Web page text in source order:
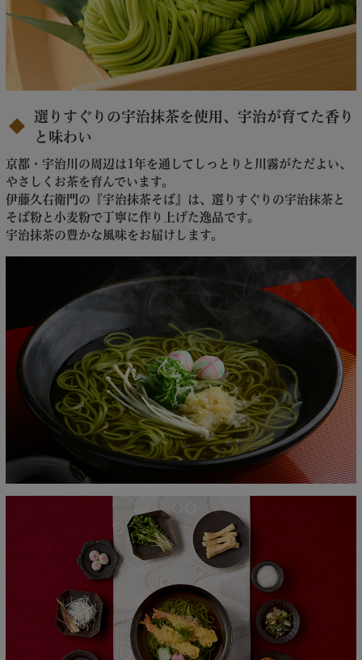
選りすぐりの宇治抹茶を使用、宇治が育てた香り
と味わい
京都・宇治川の周辺は1年を通してしっとりと川霧がただよい、
やさしくお茶を育んでいます。
伊藤久右衛門の『宇治抹茶そば』は、選りすぐりの宇治抹茶と
そば粉と小麦粉で丁寧に作り上げた逸品です。
宇治抹茶の豊かな風味をお届けします。